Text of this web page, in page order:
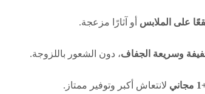
على الملابس أو آثارًا مزعجة.
وسريعة الجفاف، دون الشعور باللزوجة.
لانتعاش أكبر وتوفير ممتاز.